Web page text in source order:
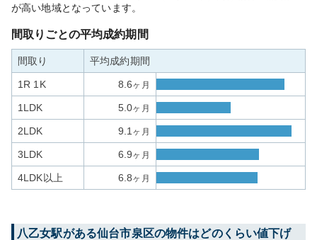
が高い地域となっています。
間取りごとの平均成約期間
間取り 平均成約期間
1R 1K 8.6ヶ月
1LDK 5.0ヶ月
2LDK 9.1 ヶ月
3LDK 6.9ヶ月
4LDK以上 6.8ヶ月
八乙女駅がある仙台市泉区の物件はどのくらい値下げ